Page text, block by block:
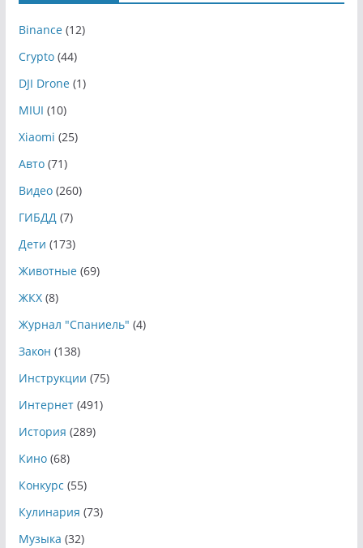
Binance(12)
Crypto(44)
DJI Drone(1)
MIUI (10)
Xiaomi (25)
Авто(71)
Видео(260)
ГИБДД(7)
Дети (173)
Животные(69)
ЖКХ(8)
Журнал "Спаниель" (4)
Закон (138)
Инструкции (75)
Интернет(491)
История (289)
Кино(68)
Конкурс (55)
Кулинария (73)
Музыка (32)